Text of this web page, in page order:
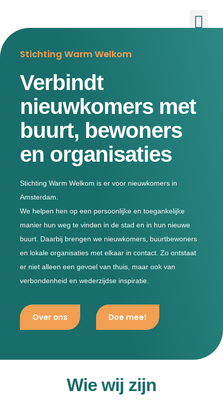
Stichting Warm Welkom
Verbindt
nieuwkomers met
buurt, bewoners
en organisaties
Stichting Warm Welkom is er voor nieuwkomers in
Amsterdam.
We helpen hen op een persoonlijke en toegankelijke
manier hun weg te vinden in de stad en in hun nieuwe
buurt. Daarbij brengen we nieuwkomers, buurtbewoners
en lokale organisaties met elkaar in contact. Zo ontstaat
er niet alleen een gevoel van thuis, maar ook van
verbondenheid en wederzijdse inspiratie.
Over ons Doe mee!
Wie wij zijn